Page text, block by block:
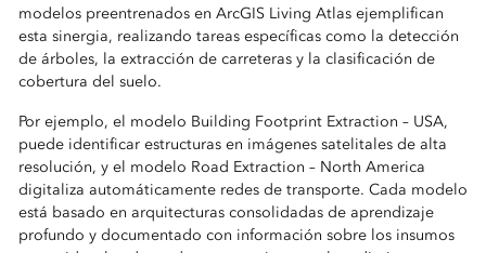
modelos preentrenados en ArcGIS Living Atlas ejemplifican
esta sinergia, realizando tareas específicas como la detección
de árboles, la extracción de carreteras y la clasificación de
cobertura del suelo.
Por ejemplo, el modelo Building Footprint Extraction – USA,
puede identificar estructuras en imágenes satelitales de alta
resolución, y el modelo Road Extraction – North America
digitaliza automáticamente redes de transporte. Cada modelo
está basado en arquitecturas consolidadas de aprendizaje
profundo y documentado con información sobre los insumos